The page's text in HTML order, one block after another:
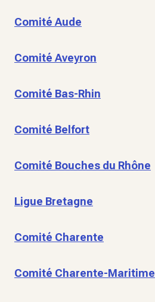
Comité Aude
Comité Aveyron
Comité Bas-Rhin
Comité Belfort
Comité Bouches du Rhône
Ligue Bretagne
Comité Charente
Comité Charente-Maritime